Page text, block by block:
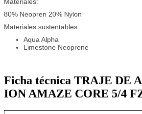
80% Neopren 20% Nylon
Materiales sustentables:
Aqua Alpha
Limestone Neoprene
Ficha técnica TRAJE DE
ION AMAZE CORE 5/4